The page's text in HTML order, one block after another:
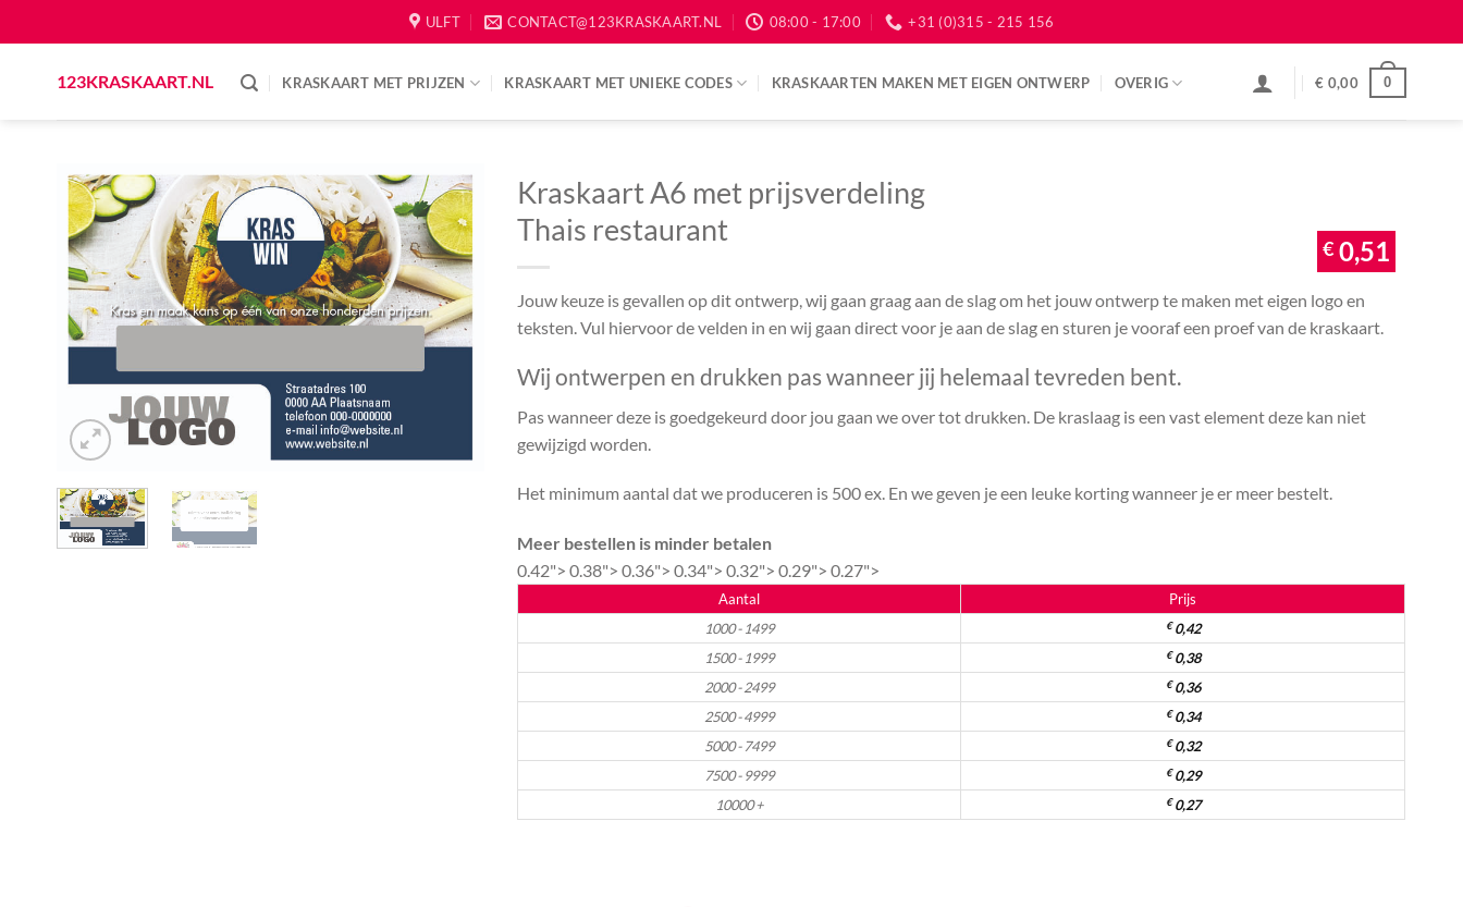
to
ULFT CONTACT@123KRASKAART.NL 08:00 - 17:00 +31 (0)315 - 215 156
123KRASKAART.NL KRASKAART MET PRIJZEN KRASKAART MET UNIEKE CODES KRASKAARTEN MAKEN MET EIGEN ONTWERP OVERIG € 0,00 0
Kraskaart A6 met prijsverdeling
Thais restaurant
€0,51
Jouw keuze is gevallen op dit ontwerp, wij gaan graag aan de slag om het jouw ontwerp te maken met eigen logo en
teksten. Vul hiervoor de velden in en wij gaan direct voor je aan de slag en sturen je vooraf een proef van de kraskaart.
Wij ontwerpen en drukken pas wanneer jij helemaal tevreden bent.
Pas wanneer deze is goedgekeurd door jou gaan we over tot drukken. De kraslaag is een vast element deze kan niet
gewijzigd worden.
Het minimum aantal dat we produceren is 500 ex. En we geven je een leuke korting wanneer je er meer bestelt.
Meer bestellen is minder betalen
0.42">0.38">0.36">0.34">0.32">0.29">0.27">
Aantal
Prijs
1000 - 1499
€0,42
1500 - 1999
€0,38
2000 - 2499
€0,36
2500 - 4999
€0,34
5000 - 7499
€0,32
7500 - 9999
€0,29
10000 +
€0,27